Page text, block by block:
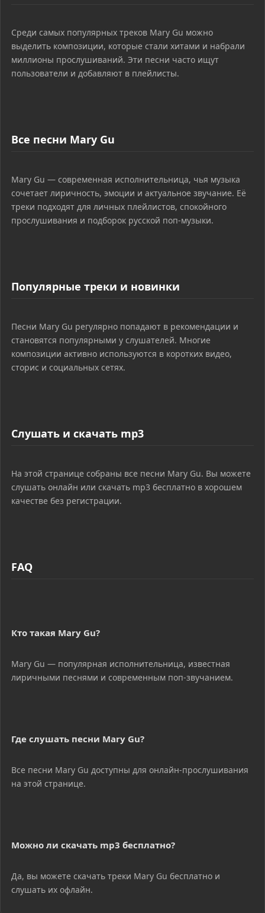
Среди самых популярных треков Mary Gu можно
выделить композиции, которые стали хитами и набрали
миллионы прослушиваний. Эти песни часто ищут
пользователи и добавляют в плейлисты.
Все песни Mary Gu
Mary Gu — современная исполнительница, чья музыка
сочетает лиричность, эмоции и актуальное звучание. Её
треки подходят для личных плейлистов, спокойного
прослушивания и подборок русской поп-музыки.
Популярные треки и новинки
Песни Mary Gu регулярно попадают в рекомендации и
становятся популярными у слушателей. Многие
композиции активно используются в коротких видео,
сторис и социальных сетях.
Слушать и скачать mp3
На этой странице собраны все песни Mary Gu. Вы можете
слушать онлайн или скачать mp3 бесплатно в хорошем
качестве без регистрации.
FAQ
Кто такая Mary Gu?
Mary Gu — популярная исполнительница, известная
лиричными песнями и современным поп-звучанием.
Где слушать песни Mary Gu?
Все песни Mary Gu доступны для онлайн-прослушивания
на этой странице.
Можно ли скачать mp3 бесплатно?
Да, вы можете скачать треки Mary Gu бесплатно и
слушать их офлайн.